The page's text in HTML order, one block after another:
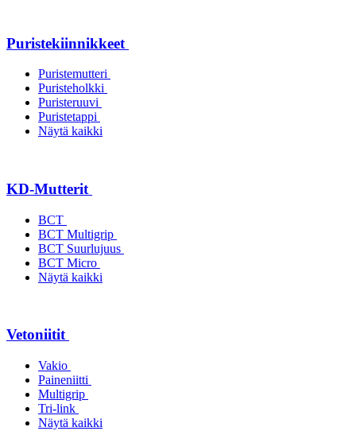
Puristekiinnikkeet
Puristemutteri
Puristeholkki
Puristeruuvi
Puristetappi
Näytä kaikki
KD-Mutterit
BCT
BCT Multigrip
BCT Suurlujuus
BCT Micro
Näytä kaikki
Vetoniitit
Vakio
Paineniitti
Multigrip
Tri-link
Näytä kaikki